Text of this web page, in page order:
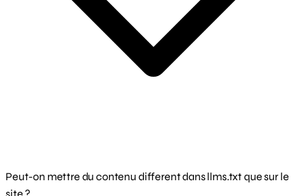
Peut-on mettre du contenu different dans llms.txt que sur le